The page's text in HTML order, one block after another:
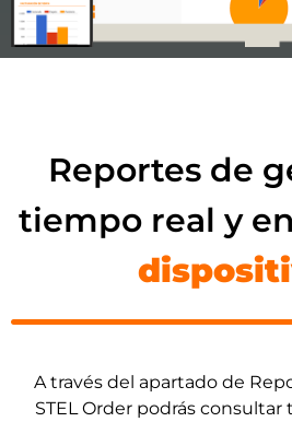
Reportes de
tiempo real y en
A través del apartado de
STEL Order podrás